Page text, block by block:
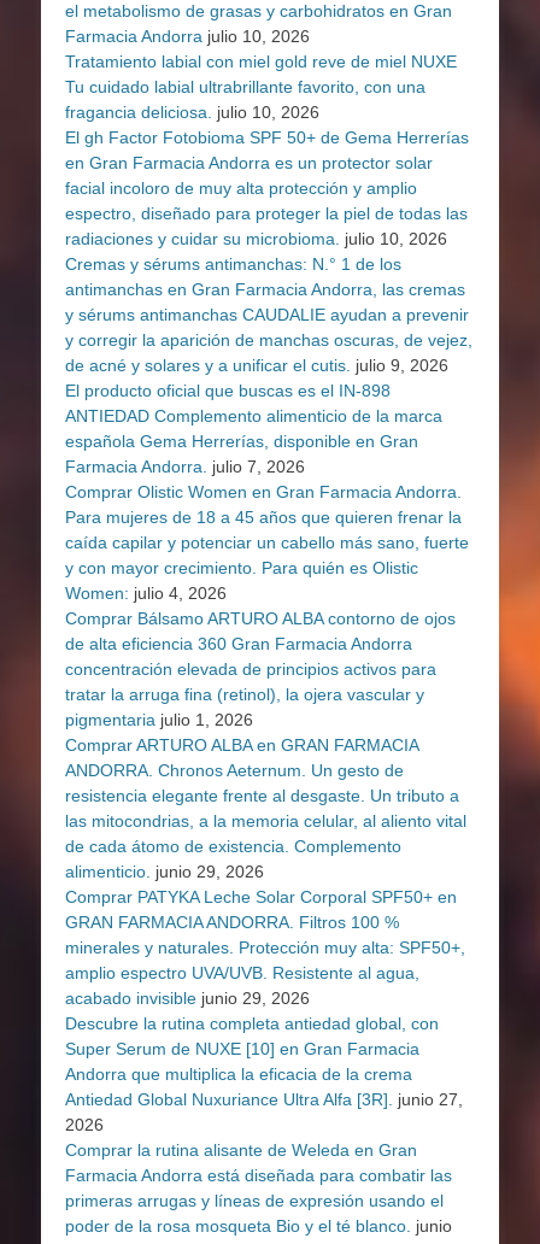
el metabolismo de grasas y carbohidratos en Gran
Farmacia Andorra julio 10, 2026
Tratamiento labial con miel gold reve de miel NUXE
Tu cuidado labial ultrabrillante favorito, con una
fragancia deliciosa.
julio 10, 2026
El gh Factor Fotobioma SPF 50+ de Gema Herrerías
en Gran Farmacia Andorra es un protector solar
facial incoloro de muy alta protección y amplio
espectro, diseñado para proteger la piel de todas las
radiaciones y cuidar su microbioma.
julio 10, 2026
Cremas y sérums antimanchas: N.° 1 de los
antimanchas en Gran Farmacia Andorra, las cremas
y sérums antimanchas CAUDALIE ayudan a prevenir
y corregir la aparición de manchas oscuras, de vejez,
de acné y solares y a unificar el cutis. julio 9, 2026
El producto oficial que buscas es el IN-898
ANTIEDAD Complemento alimenticio de la marca
española Gema Herrerías, disponible en Gran
Farmacia Andorra.
julio 7, 2026
Comprar Olistic Women en Gran Farmacia Andorra.
Para mujeres de 18 a 45 años que quieren frenar la
caída capilar y potenciar un cabello más sano, fuerte
y con mayor crecimiento. Para quién es Olistic
Women: julio 4, 2026
Comprar Bálsamo ARTURO ALBA contorno de ojos
de alta eficiencia 360 Gran Farmacia Andorra
concentración elevada de principios activos para
tratar la arruga fina (retinol), la ojera vascular y
pigmentaria julio 1, 2026
Comprar ARTURO ALBA en GRAN FARMACIA
ANDORRA. Chronos Aeternum. Un gesto de
resistencia elegante frente al desgaste. Un tributo a
las mitocondrias, a la memoria celular, al aliento vital
de cada átomo de existencia. Complemento
alimenticio. junio 29, 2026
Comprar PATYKA Leche Solar Corporal SPF50+ en
GRAN FARMACIA ANDORRA. Filtros 100 %
minerales y naturales. Protección muy alta: SPF50+,
amplio espectro UVA/UVB. Resistente al agua,
acabado invisible junio 29, 2026
Descubre la rutina completa antiedad global, con
Super Serum de NUXE [10] en Gran Farmacia
Andorra que multiplica la eficacia de la crema
Antiedad Global Nuxuriance Ultra Alfa [3R].
junio 27,
2026
Comprar la rutina alisante de Weleda en Gran
Farmacia Andorra está diseñada para combatir las
primeras arrugas y líneas de expresión usando el
poder de la rosa mosqueta Bio y el té blanco. junio